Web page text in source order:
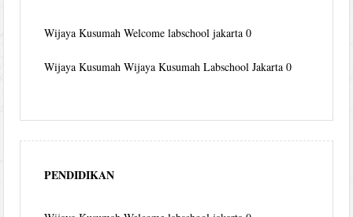
Wijaya Kusumah Welcome labschool jakarta 0
Wijaya Kusumah Wijaya Kusumah Labschool Jakarta 0
PENDIDIKAN